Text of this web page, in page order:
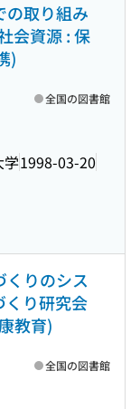
の取り組み
会資源 : 保
)
学1998-03-20
全国の図書館
くりのシス
くり研究会
教育)
全国の図書館